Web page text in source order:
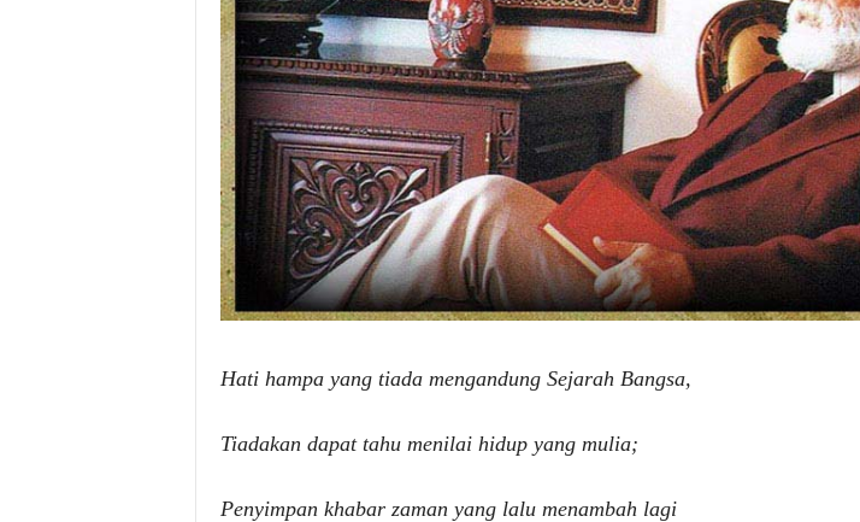
Hati hampa yang tiada mengandung Sejarah Bangsa,
Tiadakan dapat tahu menilai hidup yang mulia;
Penyimpan khabar zaman yang lalu menambah lagi